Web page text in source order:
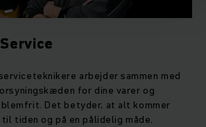
arbejder sammen med
for dine varer og
Det betyder, at alt kommer
tiden og på en pålidelig måde.